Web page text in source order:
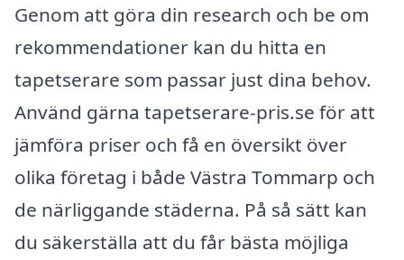
Genom att göra din research och be om
rekommendationer kan du hitta en
tapetserare som passar just dina behov.
Använd gärna tapetserare-pris.se för att
jämföra priser och få en översikt över
olika företag i både Västra Tommarp och
de närliggande städerna. På så sätt kan
du säkerställa att du får bästa möjliga